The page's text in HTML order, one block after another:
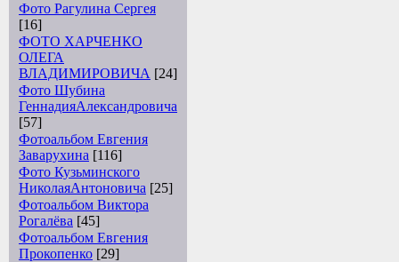
Фото Рагулина Сергея
[16]
ФОТО ХАРЧЕНКО
ОЛЕГА
ВЛАДИМИРОВИЧА [24]
Фото Шубина
ГеннадияАлександровича
[57]
Фотоальбом Евгения
Заварухина [116]
Фото Кузьминского
НиколаяАнтоновича [25]
Фотоальбом Виктора
Рогалёва [45]
Фотоальбом Евгения
Прокопенко [29]